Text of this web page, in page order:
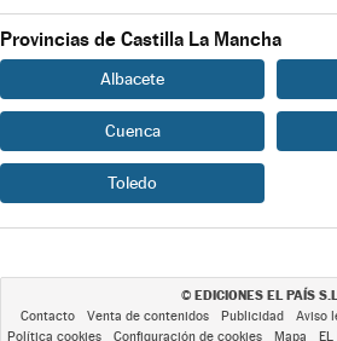
Provincias de Castilla La Mancha
Albacete
Cuenca
Toledo
© EDICIONES EL PAÍS
Contacto Venta de contenidos Publicidad Aviso
Política cookies
Configuración de cookies Mapa EL